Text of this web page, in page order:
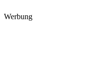
Werbung